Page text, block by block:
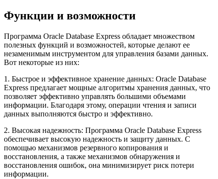
Функции и возможности
Программа Oracle Database Express обладает множеством
полезных функций и возможностей, которые делают ее
незаменимым инструментом для управления базами данных.
Вот некоторые из них:
1. Быстрое и эффективное хранение данных: Oracle Database
Express предлагает мощные алгоритмы хранения данных, что
позволяет эффективно управлять большими объемами
информации. Благодаря этому, операции чтения и записи
данных выполняются быстро и эффективно.
2. Высокая надежность: Программа Oracle Database Express
обеспечивает высокую надежность и защиту данных. С
помощью механизмов резервного копирования и
восстановления, а также механизмов обнаружения и
восстановления ошибок, она минимизирует риск потери
информации.